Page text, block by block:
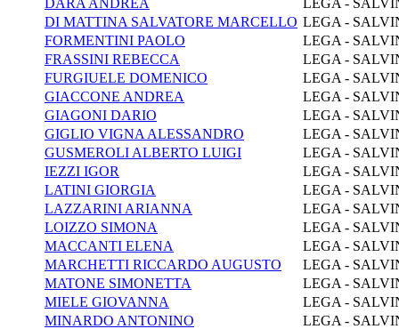
DI MATTINA SALVATORE MARCELLO LEGA -
FORMENTINI PAOLO
LEGA -
FRASSINI REBECCA
LEGA -
FURGIUELE DOMENICO
LEGA -
GIACCONE ANDREA
LEGA -
GIAGONI DARIO
LEGA -
GIGLIO VIGNA ALESSANDRO
LEGA -
GUSMEROLI ALBERTO LUIGI
LEGA -
IEZZI IGOR
LEGA -
LATINI GIORGIA
LEGA -
LAZZARINI ARIANNA
LEGA -
LOIZZO SIMONA
LEGA -
MACCANTI ELENA
LEGA -
MARCHETTI RICCARDO AUGUSTO
LEGA -
MATONE SIMONETTA
LEGA -
MIELE GIOVANNA
LEGA -
MINARDO ANTONINO
LEGA -